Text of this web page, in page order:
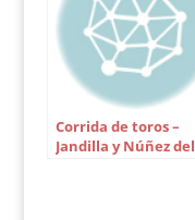
Corrida de toros –
Jandilla y Núñez del